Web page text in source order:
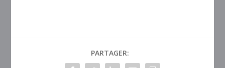
PARTAGER: